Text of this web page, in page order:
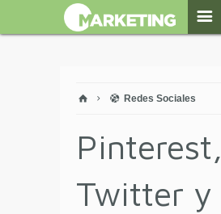
Redes Sociales
Pinterest,
Twitter y